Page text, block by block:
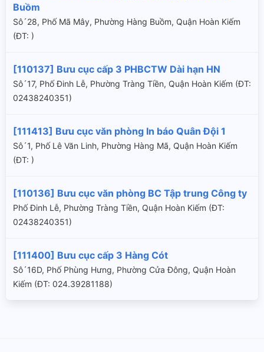
Buồm
Sô´28, Phố Mã Mây, Phường Hàng Buồm, Quận Hoàn Kiếm
(ÐT: )
[110137] Bưu cục cấp 3 PHBCTW Dài hạn HN
Sô´17, Phố Đinh Lễ, Phường Tràng Tiền, Quận Hoàn Kiếm (ÐT:
02438240351)
[111413] Bưu cục văn phòng In báo Quân Đội 1
Sô´1, Phố Lê Văn Linh, Phường Hàng Mã, Quận Hoàn Kiếm
(ÐT: )
[110136] Bưu cục văn phòng BC Tập trung Công ty
Phố Đinh Lễ, Phường Tràng Tiền, Quận Hoàn Kiếm (ÐT:
02438240351)
[111400] Bưu cục cấp 3 Hàng Cót
Sô´16D, Phố Phùng Hưng, Phường Cửa Đông, Quận Hoàn
Kiếm (ÐT: 024.39281188)